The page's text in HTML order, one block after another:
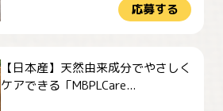
応募する
【日本産】天然由来成分でやさしく
ケアできる「MBPLCare...